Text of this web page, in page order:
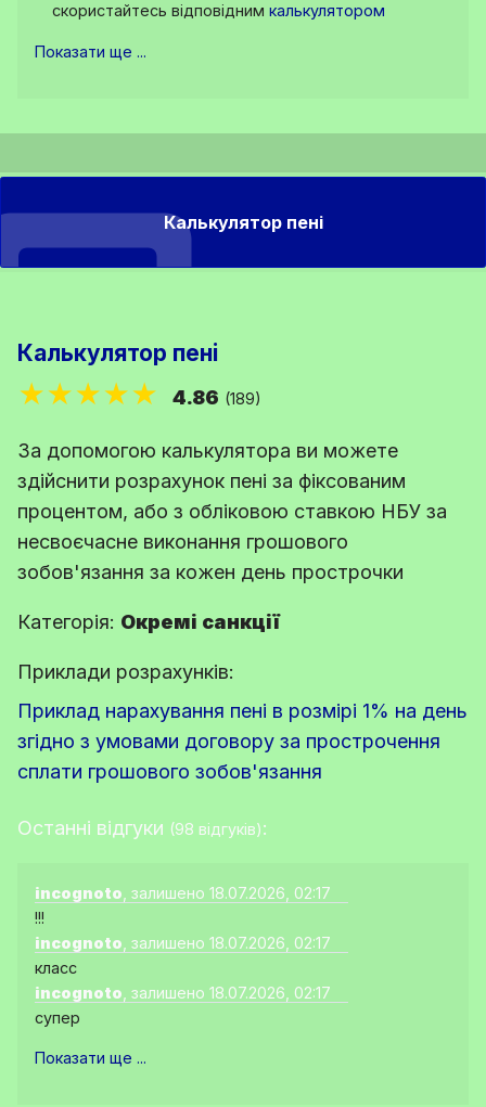
скористайтесь відповідним калькулятором
Показати ще ...
Калькулятор пені
Калькулятор пені
★★★★★ 4.86 (189)
За допомогою калькулятора ви можете
здійснити розрахунок пені за фіксованим
процентом, або з обліковою ставкою НБУ за
несвоєчасне виконання грошового
зобов'язання за кожен день прострочки
Категорія: Окремі санкції
Приклади розрахунків:
Приклад нарахування пені в розмірі 1% на день
згідно з умовами договору за прострочення
сплати грошового зобов'язання
Останні відгуки (98 відгуків):
incognoto , залишено 18.07.2026, 02:17
!!!
incognoto , залишено 18.07.2026, 02:17
класс
incognoto , залишено 18.07.2026, 02:17
супер
Показати ще ...